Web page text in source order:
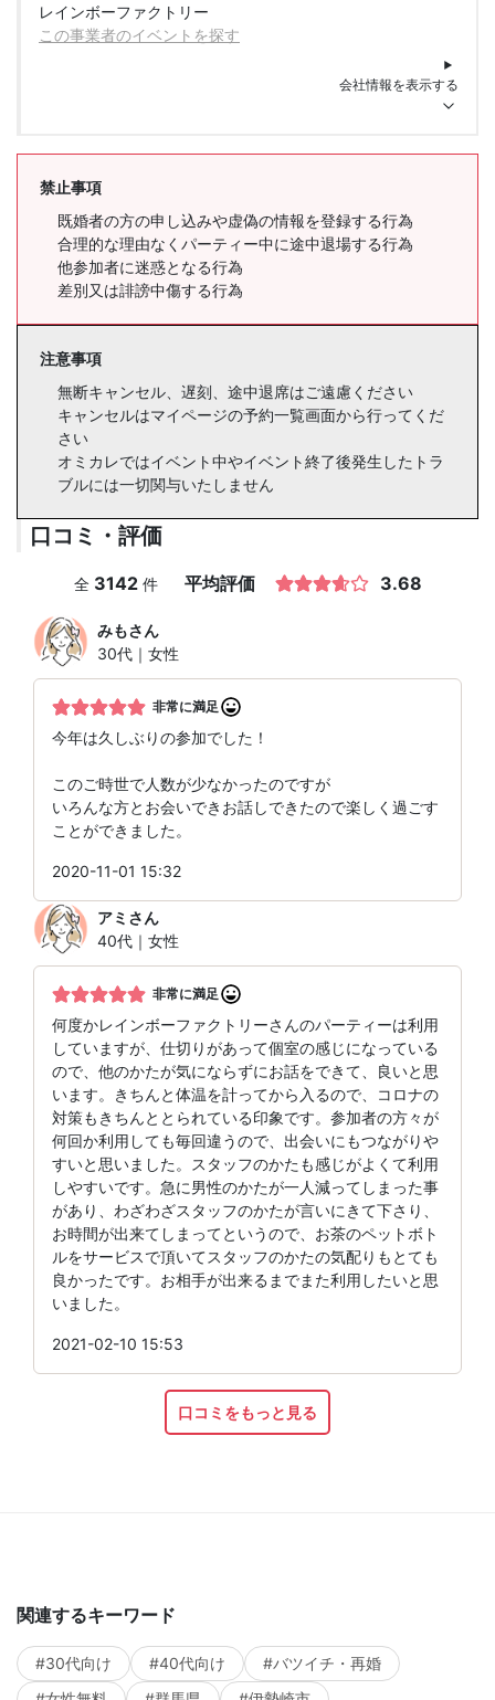
レインボーファクトリー
この事業者のイベントを探す
会社情報を表示する
禁止事項
既婚者の方の申し込みや虚偽の情報を登録する行為
合理的な理由なくパーティー中に途中退場する行為
他参加者に迷惑となる行為
差別又は誹謗中傷する行為
注意事項
無断キャンセル、遅刻、途中退席はご遠慮ください
キャンセルはマイページの予約一覧画面から行ってくだ
さい
オミカレではイベント中やイベント終了後発生したトラ
ブルには一切関与いたしません
口コミ・評価
全 3142 件 平均評価 3.68
みもさん
30代｜女性
非常に満足
今年は久しぶりの参加でした！
このご時世で人数が少なかったのですが
いろんな方とお会いできお話しできたので楽しく過ごす
ことができました。
2020-11-01 15:32
アミ さん
40代｜女性
非常に満足
何度かレインボーファクトリーさんのパーティーは利用
していますが、仕切りがあって個室の感じになっている
ので、他のかたが気にならずにお話をできて、良いと思
います。きちんと体温を計ってから入るので、コロナの
対策もきちんととられている印象です。参加者の方々が
何回か利用しても毎回違うので、出会いにもつながりや
すいと思いました。スタッフのかたも感じがよくて利用
しやすいです。急に男性のかたが一人減ってしまった事
があり、わざわざスタッフのかたが言いにきて下さり、
お時間が出来てしまってというので、お茶のペットボト
ルをサービスで頂いてスタッフのかたの気配りもとても
良かったです。お相手が出来るまでまた利用したいと思
いました。
2021-02-10 15:53
口コミをもっと見る
関連するキーワード
#30代向け #40代向け
#バツイチ・再婚